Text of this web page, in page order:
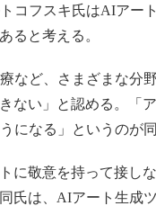
コフスキ氏はAIアー
ると考える。
など、さまざまな分
ない」と認める。「
になる」というのが同
敬意を持って接しな
氏は、AIアート生成